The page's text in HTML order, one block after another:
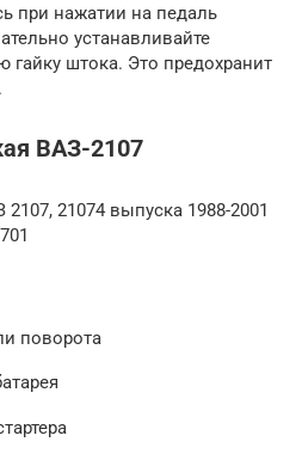
при нажатии на педаль
устанавливайте
штока. Это предохранит
ВАЗ-2107
21074 выпуска 1988-2001
поворота